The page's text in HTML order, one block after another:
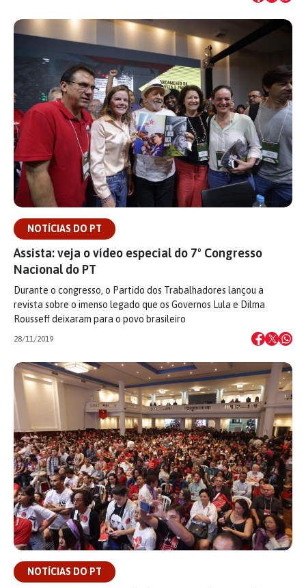
NOTÍCIAS DO PT
Assista: veja o vídeo especial do 7º Congresso
Nacional do PT
Durante o congresso, o Partido dos Trabalhadores lançou a
revista sobre o imenso legado que os Governos Lula e Dilma
Rousseff deixaram para o povo brasileiro
28/11/2019
NOTÍCIAS DO PT